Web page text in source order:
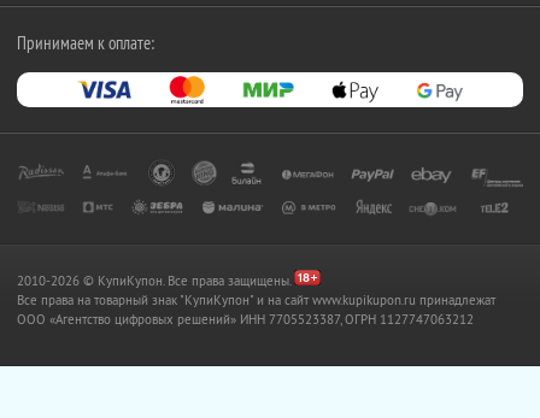
Принимаем к оплате:
2010-2026 © КупиКупон. Все права защищены.
Все права на товарный знак "КупиКупон" и на сайт www.kupikupon.ru принадлежат
OOO «Агентство цифровых решений» ИНН 7705523387, ОГРН 1127747063212